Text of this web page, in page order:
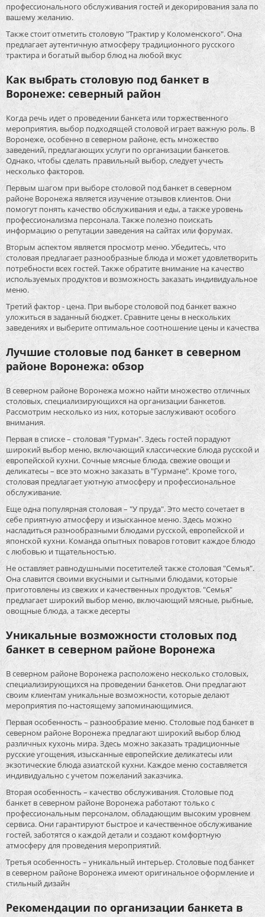
профессионального обслуживания гостей и декорирования зала по
вашему желанию.
Также стоит отметить столовую "Трактир у Коломенского". Она
предлагает аутентичную атмосферу традиционного русского
трактира и богатый выбор блюд на любой вкус
Как выбрать столовую под банкет в
Воронеже: северный район
Когда речь идет о проведении банкета или торжественного
мероприятия, выбор подходящей столовой играет важную роль. В
Воронеже, особенно в северном районе, есть множество
заведений, предлагающих услуги по организации банкетов.
Однако, чтобы сделать правильный выбор, следует учесть
несколько факторов.
Первым шагом при выборе столовой под банкет в северном
районе Воронежа является изучение отзывов клиентов. Они
помогут понять качество обслуживания и еды, а также уровень
профессионализма персонала. Также полезно поискать
информацию о репутации заведения на сайтах или форумах.
Вторым аспектом является просмотр меню. Убедитесь, что
столовая предлагает разнообразные блюда и может удовлетворить
потребности всех гостей. Также обратите внимание на качество
используемых продуктов и возможность заказать индивидуальное
меню.
Третий фактор - цена. При выборе столовой под банкет важно
уложиться в заданный бюджет. Сравните цены в нескольких
заведениях и выберите оптимальное соотношение цены и качества
Лучшие столовые под банкет в северном
районе Воронежа: обзор
В северном районе Воронежа можно найти множество отличных
столовых, специализирующихся на организации банкетов.
Рассмотрим несколько из них, которые заслуживают особого
внимания.
Первая в списке – столовая "Гурман". Здесь гостей порадуют
широкий выбор меню, включающий классические блюда русской и
европейской кухни. Сочные мясные блюда, свежие овощи и
деликатесы – все это можно заказать в "Гурмане". Кроме того,
столовая предлагает уютную атмосферу и профессиональное
обслуживание.
Еще одна популярная столовая – "У пруда". Это место сочетает в
себе приятную атмосферу и изысканное меню. Здесь можно
насладиться разнообразными блюдами русской, европейской и
японской кухни. Команда опытных поваров готовит каждое блюдо
с любовью и тщательностью.
Не оставляет равнодушными посетителей также столовая "Семья".
Она славится своими вкусными и сытными блюдами, которые
приготовлены из свежих и качественных продуктов. "Семья"
предлагает широкий выбор меню, включающий мясные, рыбные,
овощные блюда, а также десерты
Уникальные возможности столовых под
банкет в северном районе Воронежа
В северном районе Воронежа расположено несколько столовых,
специализирующихся на проведении банкетов. Они предлагают
своим клиентам уникальные возможности, которые делают
мероприятия по-настоящему запоминающимися.
Первая особенность – разнообразие меню. Столовые под банкет в
северном районе Воронежа предлагают широкий выбор блюд
различных кухонь мира. Здесь можно заказать традиционные
русские угощения, изысканные европейские деликатесы или
экзотические блюда азиатской кухни. Каждое меню составляется
индивидуально с учетом пожеланий заказчика.
Вторая особенность – качество обслуживания. Столовые под
банкет в северном районе Воронежа работают только с
профессиональным персоналом, обладающим высоким уровнем
сервиса. Они гарантируют быстрое и качественное обслуживание
гостей, заботятся о каждой детали и создают комфортную
атмосферу для проведения мероприятий.
Третья особенность – уникальный интерьер. Столовые под банкет
в северном районе Воронежа имеют оригинальное оформление и
стильный дизайн
Рекомендации по организации банкета в